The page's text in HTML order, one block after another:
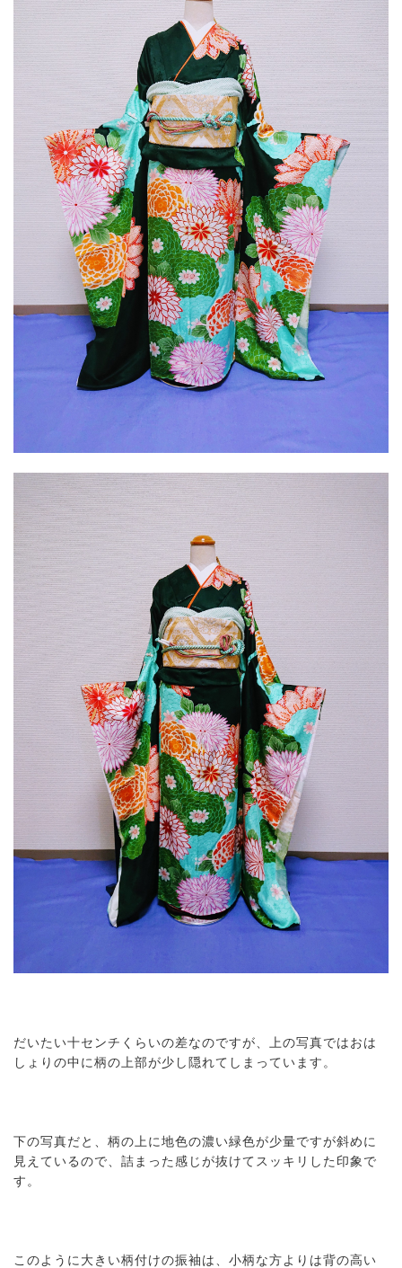
だいたい十センチくらいの差なのですが、上の写真ではおは
しょりの中に柄の上部が少し隠れてしまっています。
下の写真だと、柄の上に地色の濃い緑色が少量ですが斜めに
見えているので、詰まった感じが抜けてスッキリした印象で
す。
このように大きい柄付けの振袖は、小柄な方よりは背の高い